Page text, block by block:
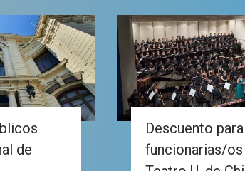
de
Descuento para
funcionarias/os